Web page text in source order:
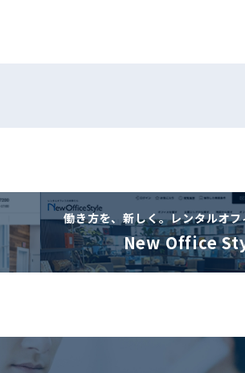
働き方を、新しく。レンタルオ
New Office